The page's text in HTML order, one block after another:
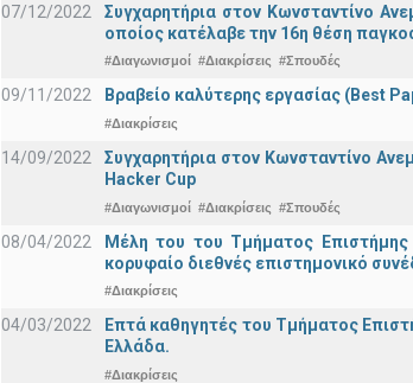
07/12/2022
Συγχαρητήρια στον Κωνσταντίνο
οποίος κατέλαβε την 16η θέση
#Διαγωνισμοί #Διακρίσεις #Σπουδές
09/11/2022 Βραβείο καλύτερης εργασίας (Best
#Διακρίσεις
14/09/2022
Συγχαρητήρια στον Κωνσταντίνο
Hacker Cup
#Διαγωνισμοί #Διακρίσεις #Σπουδές
08/04/2022
Μέλη του του Τμήματος Επιστήμης
κορυφαίο διεθνές επιστημονικό
#Διακρίσεις
04/03/2022
Επτά καθηγητές του Τμήματος
Ελλάδα.
#Διακρίσεις